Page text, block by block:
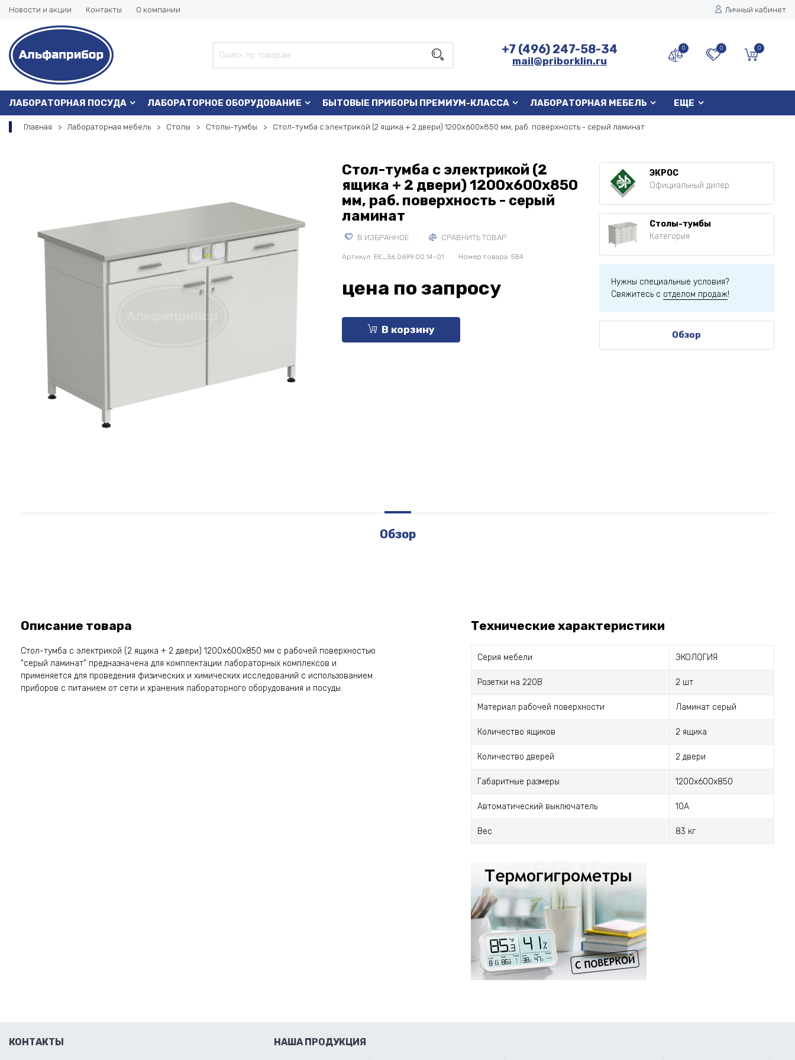
Новости и акции Контакты О компании Личный кабинет
+7 (496) 247-58-34
mail@priborklin.ru
0 0 0
ЛАБОРАТОРНАЯ ПОСУДА ЛАБОРАТОРНОЕ ОБОРУДОВАНИЕ БЫТОВЫЕ ПРИБОРЫ ПРЕМИУМ-КЛАССА ЛАБОРАТОРНАЯ МЕБЕЛЬ ЕЩЕ
Главная Лабораторная мебель Столы Столы-тумбы Стол-тумба с электрикой (2 ящика + 2 двери) 1200x600x850 мм, раб. поверхность - серый ламинат
Стол-тумба с электрикой (2
ящика + 2 двери) 1200x600x850
мм, раб. поверхность - серый
ламинат
В ИЗБРАННОЕ СРАВНИТЬ ТОВАР
Артикул: EK_56.0699.00.14-01 Номер товара: 584
цена по запросу
В корзину
ЭКРОС
Официальный дилер
Столы-тумбы
Категория
Нужны специальные условия?
Свяжитесь с отделом продаж!
Обзор
Обзор
Описание товара
Стол-тумба с электрикой (2 ящика + 2 двери) 1200x600x850 мм с рабочей поверхностью
"серый ламинат" предназначена для комплектации лабораторных комплексов и
применяется для проведения физических и химических исследований с использованием
приборов с питанием от сети и хранения лабораторного оборудования и посуды.
Технические характеристики
Серия мебели ЭКОЛОГИЯ
Розетки на 220В 2 шт
Материал рабочей поверхности Ламинат серый
Количество ящиков 2 ящика
Количество дверей 2 двери
Габаритные размеры 1200x600x850
Автоматический выключатель 10А
Вес 83 кг
КОНТАКТЫ НАША ПРОДУКЦИЯ